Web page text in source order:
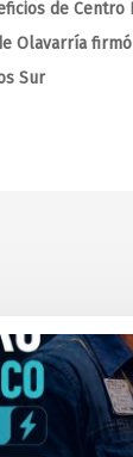
de
Olavarría
Sur